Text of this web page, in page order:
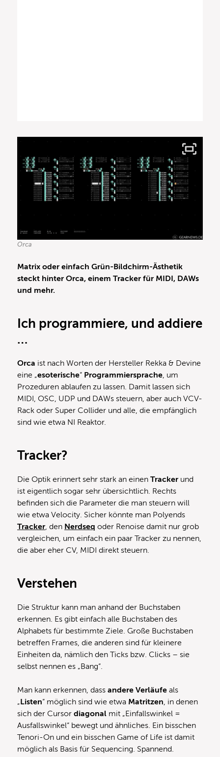
Orca
Matrix oder einfach Grün-Bildchirm-Ästhetik
steckt hinter Orca, einem Tracker für MIDI, DAWs
und mehr.
Ich programmiere, und addiere
…
Orca ist nach Worten der Hersteller Rekka & Devine
eine „esoterische“ Programmiersprache, um
Prozeduren ablaufen zu lassen. Damit lassen sich
MIDI, OSC, UDP und DAWs steuern, aber auch VCV-
Rack oder Super Collider und alle, die empfänglich
sind wie etwa NI Reaktor.
Tracker?
Die Optik erinnert sehr stark an einen Tracker und
ist eigentlich sogar sehr übersichtlich. Rechts
befinden sich die Parameter die man steuern will
wie etwa Velocity. Sicher könnte man Polyends
Tracker, den Nerdseq oder Renoise damit nur grob
vergleichen, um einfach ein paar Tracker zu nennen,
die aber eher CV, MIDI direkt steuern.
Verstehen
Die Struktur kann man anhand der Buchstaben
erkennen. Es gibt einfach alle Buchstaben des
Alphabets für bestimmte Ziele. Große Buchstaben
betreffen Frames, die anderen sind für kleinere
Einheiten da, nämlich den Ticks bzw. Clicks – sie
selbst nennen es „Bang“.
Man kann erkennen, dass andere Verläufe als
„Listen“ möglich sind wie etwa Matritzen, in denen
sich der Cursor diagonal mit „Einfallswinkel =
Ausfallswinkel“ bewegt und ähnliches. Ein bisschen
Tenori-On und ein bisschen Game of Life ist damit
möglich als Basis für Sequencing. Spannend.